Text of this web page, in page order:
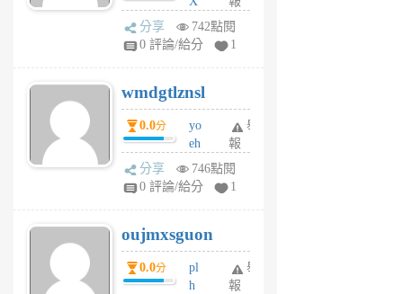
Pe
Jc
R
P
m
v
A
V
個
月
前
分享
742點閱
0 評論/給分
1
wmdgtlznsl
0.0分
yo
eh
ld
gy
個
月
前
舉
報
分享
746點閱
0 評論/給分
1
oujmxsguon
0.0分
pl
h
舉
報